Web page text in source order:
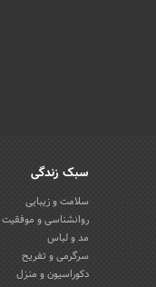
سبک زندگی
سلامت و زیبایی
روانشناسی و موفقیت
مد و لباس
سرگرمی و تفریح
دکوراسیون و منزل